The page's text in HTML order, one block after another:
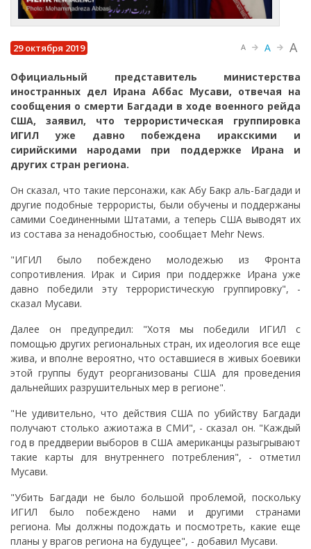
29 октября 2019 A A A
Официальный представитель министерства
иностранных дел Ирана Аббас Мусави, отвечая на
сообщения о смерти Багдади в ходе военного рейда
США, заявил, что террористическая группировка
ИГИЛ уже давно побеждена иракскими и
сирийскими народами при поддержке Ирана и
других стран региона.
Он сказал, что такие персонажи, как Абу Бакр аль-Багдади и
другие подобные террористы, были обучены и поддержаны
самими Соединенными Штатами, а теперь США выводят их
из состава за ненадобностью, сообщает Mehr News.
"ИГИЛ было побеждено молодежью из Фронта
сопротивления. Ирак и Сирия при поддержке Ирана уже
давно победили эту террористическую группировку", -
сказал Мусави.
Далее он предупредил: "Хотя мы победили ИГИЛ с
помощью других региональных стран, их идеология все еще
жива, и вполне вероятно, что оставшиеся в живых боевики
этой группы будут реорганизованы США для проведения
дальнейших разрушительных мер в регионе".
"Не удивительно, что действия США по убийству Багдади
получают столько ажиотажа в СМИ", - сказал он. "Каждый
год в преддверии выборов в США американцы разыгрывают
такие карты для внутреннего потребления", - отметил
Мусави.
"Убить Багдади не было большой проблемой, поскольку
ИГИЛ было побеждено нами и другими странами
региона. Мы должны подождать и посмотреть, какие еще
планы у врагов региона на будущее", - добавил Мусави.